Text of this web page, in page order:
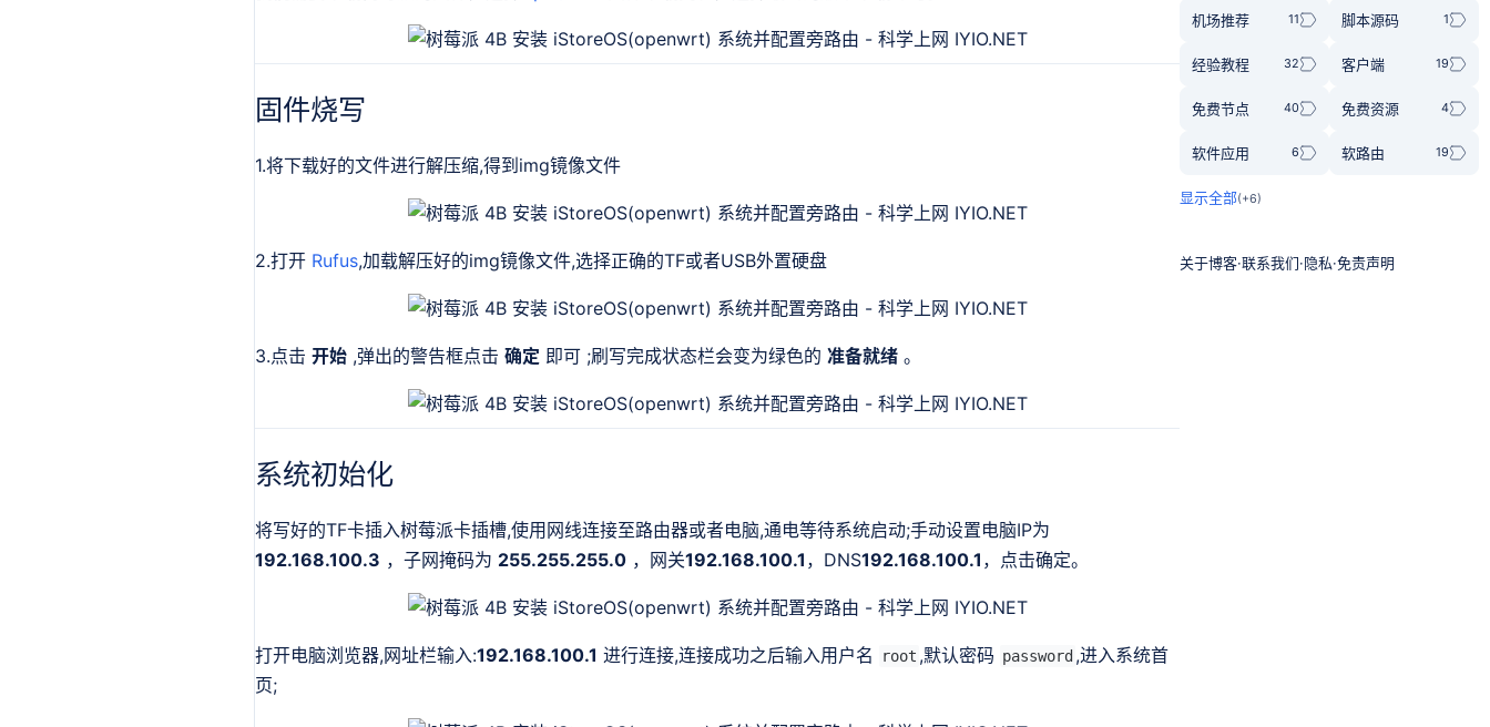
固件烧写
1.将下载好的文件进行解压缩,得到img镜像文件
2.打开 Rufus,加载解压好的img镜像文件,选择正确的TF或者USB外置硬盘
3.点击 开始 ,弹出的警告框点击 确定 即可 ;刷写完成状态栏会变为绿色的 准备就绪 。
系统初始化
将写好的TF卡插入树莓派卡插槽,使用网线连接至路由器或者电脑,通电等待系统启动;手动设置电脑IP为
192.168.100.3 ，子网掩码为 255.255.255.0 ，网关192.168.100.1 ，DNS192.168.100.1 ，点击确定。
打开电脑浏览器,网址栏输入:192.168.100.1 进行连接,连接成功之后输入用户名 root ,默认密码 password ,进入系统首
页;
机场推荐 脚本源码
经验教程 客户端
免费节点 免费资源
软件应用 软路由
关于博客 联系我们 隐私 免责声明